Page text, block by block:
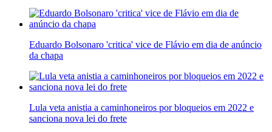
Eduardo Bolsonaro 'critica' vice de Flávio em dia de anúncio
da chapa
Lula veta anistia a caminhoneiros por bloqueios em 2022 e
sanciona nova lei do frete